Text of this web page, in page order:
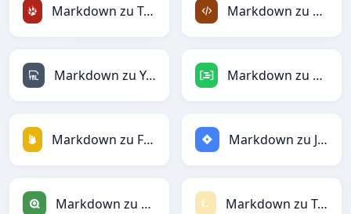
Markdown zu TracWiki Markdown zu XML
Markdown zu YAML Markdown zu DAX
Markdown zu Firebase Markdown zu Jira
Markdown zu Qlik Markdown zu Textile